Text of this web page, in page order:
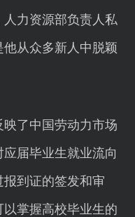
力资源部负责人私
从众多新人中脱颖
了中国劳动力市场
届毕业生就业流向
到证的签发和审
掌握高校毕业生的